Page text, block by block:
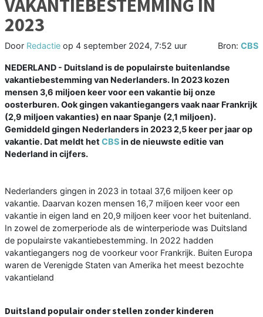
VAKANTIEBESTEMMING IN
2023
Door Redactie op 4 september 2024, 7:52 uur Bron: CBS
NEDERLAND - Duitsland is de populairste buitenlandse
vakantiebestemming van Nederlanders. In 2023 kozen
mensen 3,6 miljoen keer voor een vakantie bij onze
oosterburen. Ook gingen vakantiegangers vaak naar Frankrijk
(2,9 miljoen vakanties) en naar Spanje (2,1 miljoen).
Gemiddeld gingen Nederlanders in 2023 2,5 keer per jaar op
vakantie. Dat meldt het CBSin de nieuwste editie van
Nederland in cijfers.
Nederlanders gingen in 2023 in totaal 37,6 miljoen keer op
vakantie. Daarvan kozen mensen 16,7 miljoen keer voor een
vakantie in eigen land en 20,9 miljoen keer voor het buitenland.
In zowel de zomerperiode als de winterperiode was Duitsland
de populairste vakantiebestemming. In 2022 hadden
vakantiegangers nog de voorkeur voor Frankrijk. Buiten Europa
waren de Verenigde Staten van Amerika het meest bezochte
vakantieland
Duitsland populair onder stellen zonder kinderen